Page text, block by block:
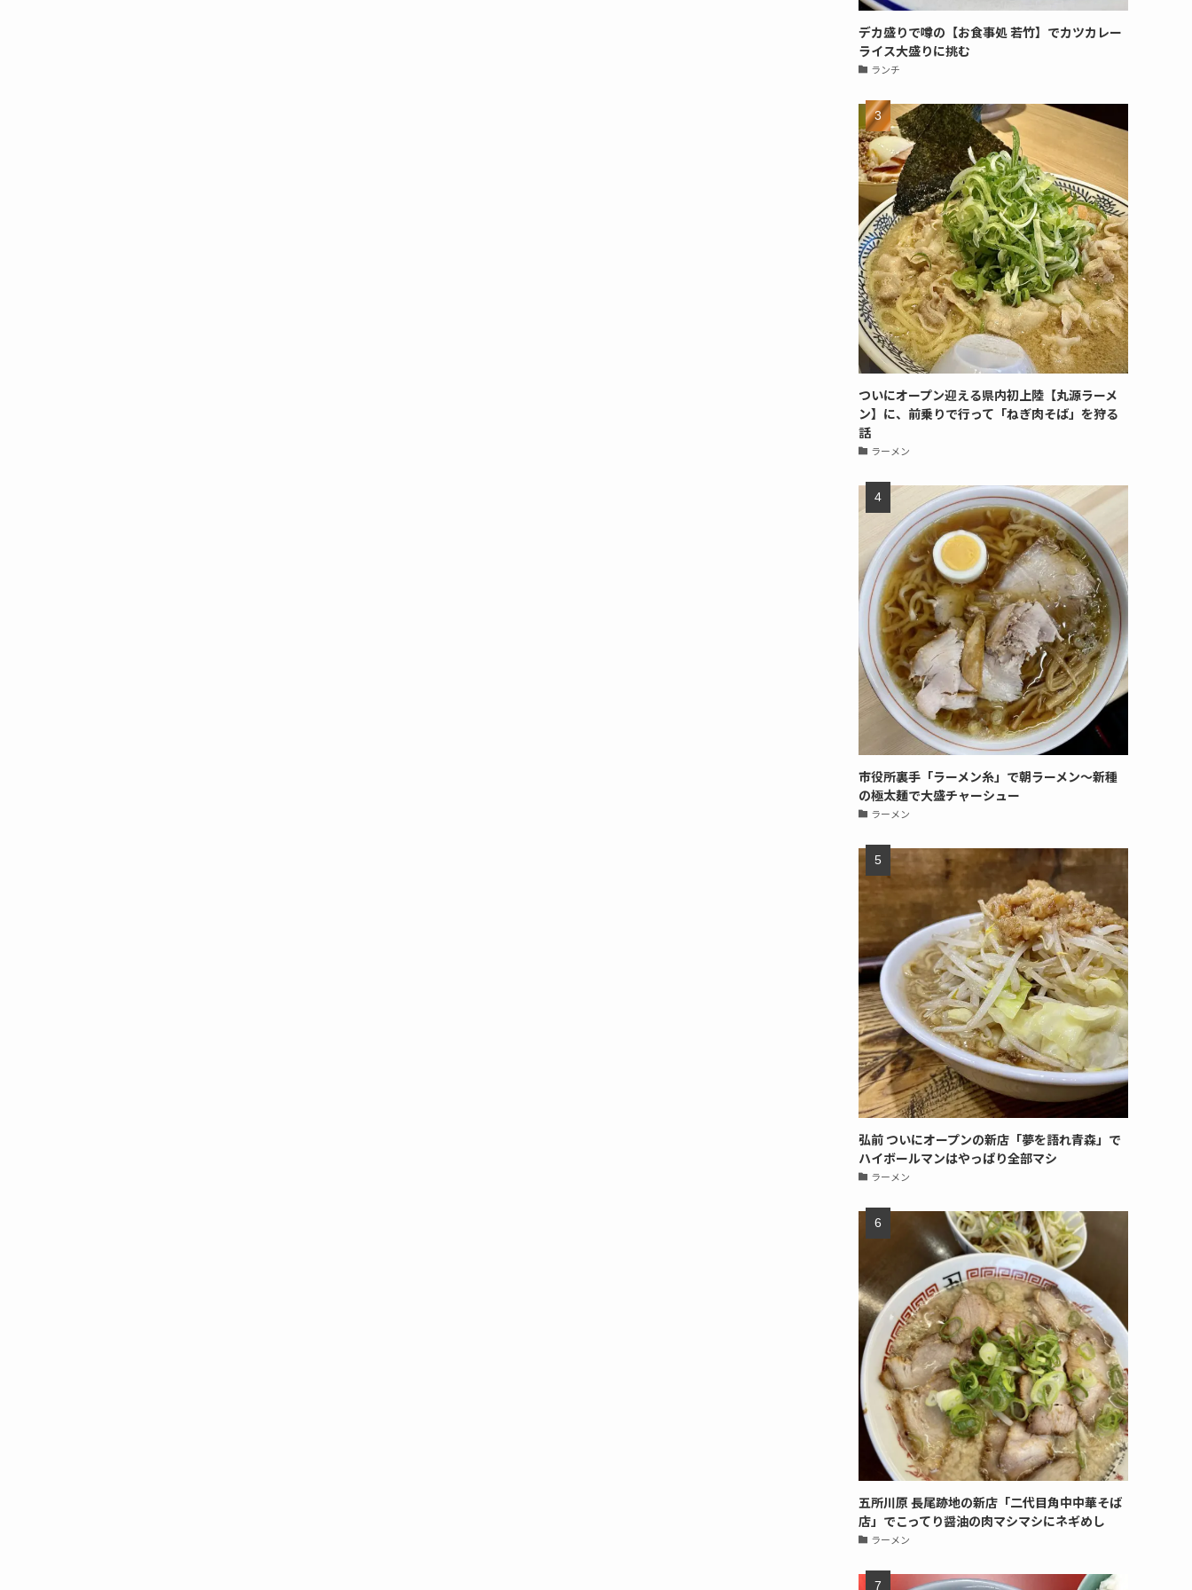
デカ盛りで噂の【お食事処 若竹】でカツカレー
ライス大盛りに挑む
ランチ
ついにオープン迎える県内初上陸【丸源ラーメ
ン】に、前乗りで行って「ねぎ肉そば」を狩る
話
ラーメン
市役所裏手「ラーメン糸」で朝ラーメン〜新種
の極太麺で大盛チャーシュー
ラーメン
弘前 ついにオープンの新店「夢を語れ青森」で
ハイボールマンはやっぱり全部マシ
ラーメン
五所川原 長尾跡地の新店「二代目角中中華そば
店」でこってり醤油の肉マシマシにネギめし
ラーメン